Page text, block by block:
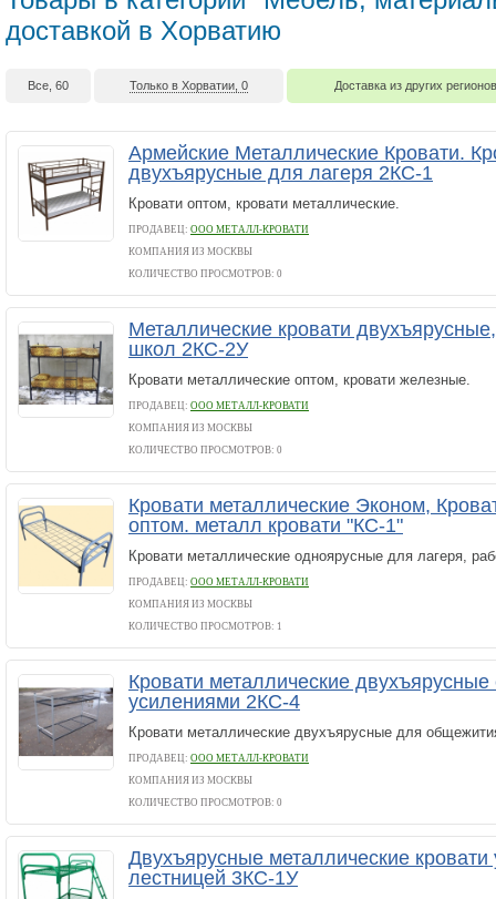
доставкой в Хорватию
Все, 60 Только в Хорватии, 0 Доставка из других
Армейские Металлические Кровати.
двухъярусные для лагеря 2КС-1
Кровати оптом, кровати металлические.
ПРОДАВЕЦ: ООО МЕТАЛЛ-КРОВАТИ
КОМПАНИЯ ИЗ МОСКВЫ
КОЛИЧЕСТВО ПРОСМОТРОВ: 0
Металлические кровати
школ 2КС-2У
Кровати металлические оптом, кровати железные.
ПРОДАВЕЦ: ООО МЕТАЛЛ-КРОВАТИ
КОМПАНИЯ ИЗ МОСКВЫ
КОЛИЧЕСТВО ПРОСМОТРОВ: 0
Кровати металлические Эконом,
оптом. металл кровати "КС-1"
Кровати металлические одноярусные для лагеря,
ПРОДАВЕЦ: ООО МЕТАЛЛ-КРОВАТИ
КОМПАНИЯ ИЗ МОСКВЫ
КОЛИЧЕСТВО ПРОСМОТРОВ: 1
Кровати металлические
усилениями 2КС-4
Кровати металлические двухъярусные для
ПРОДАВЕЦ: ООО МЕТАЛЛ-КРОВАТИ
КОМПАНИЯ ИЗ МОСКВЫ
КОЛИЧЕСТВО ПРОСМОТРОВ: 0
Двухъярусные металлические
лестницей 3КС-1У